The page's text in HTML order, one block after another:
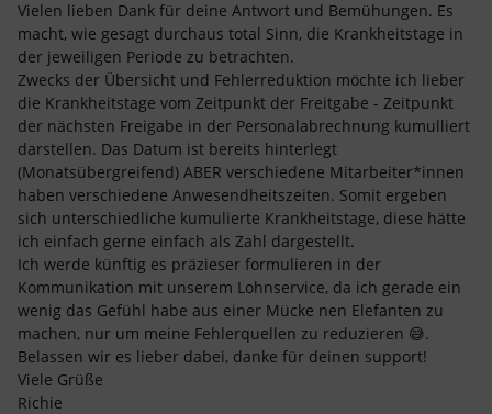
Vielen lieben Dank für deine Antwort und Bemühungen. Es
macht, wie gesagt durchaus total Sinn, die Krankheitstage in
der jeweiligen Periode zu betrachten.
Zwecks der Übersicht und Fehlerreduktion möchte ich lieber
die Krankheitstage vom Zeitpunkt der Freitgabe - Zeitpunkt
der nächsten Freigabe in der Personalabrechnung kumulliert
darstellen. Das Datum ist bereits hinterlegt
(Monatsübergreifend) ABER verschiedene Mitarbeiter*innen
haben verschiedene Anwesendheitszeiten. Somit ergeben
sich unterschiedliche kumulierte Krankheitstage, diese hätte
ich einfach gerne einfach als Zahl dargestellt.
Ich werde künftig es präzieser formulieren in der
Kommunikation mit unserem Lohnservice, da ich gerade ein
wenig das Gefühl habe aus einer Mücke nen Elefanten zu
machen, nur um meine Fehlerquellen zu reduzieren 😅.
Belassen wir es lieber dabei, danke für deinen support!
Viele Grüße
Richie